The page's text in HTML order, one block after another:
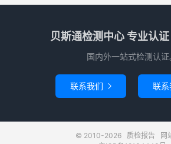
贝斯通检测中心 专业认
国内外一站式检测认证
联系我们  联系
© 2010-2026 质检报告
网